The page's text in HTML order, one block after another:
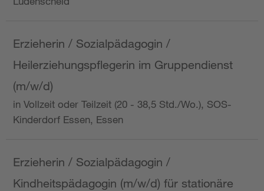
Erzieherin / Sozialpädagogin /
Heilerziehungspflegerin im Gruppendienst
(m/w/d)
in Vollzeit oder Teilzeit (20 - 38,5 Std./Wo.), SOS-
Kinderdorf Essen, Essen
Erzieherin / Sozialpädagogin /
Kindheitspädagogin (m/w/d) für stationäre